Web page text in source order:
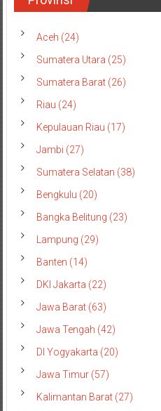
Aceh (24)
Sumatera Utara (25)
Sumatera Barat (26)
Riau (24)
Kepulauan Riau (17)
Jambi (27)
Sumatera Selatan (38)
Bengkulu (20)
Bangka Belitung (23)
Lampung (29)
Banten (14)
DKI Jakarta (22)
Jawa Barat (63)
Jawa Tengah (42)
DI Yogyakarta (20)
Jawa Timur (57)
Kalimantan Barat (27)